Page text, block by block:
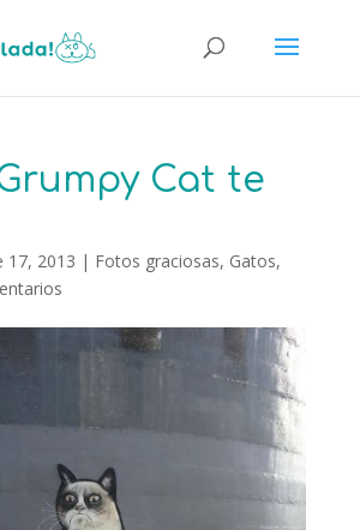
Cat te
17, 2013 | Fotos graciosas, Gatos,